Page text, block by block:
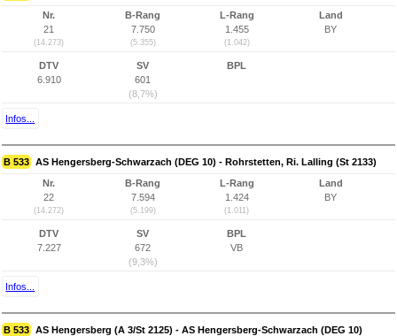
Nr.
21
(14.273)
B-Rang
7.750
(5.355)
L-Rang
1.455
(1.042)
Land
BY
DTV
6.910
SV
601
(8,7%)
BPL
Infos...
B 533 AS Hengersberg-Schwarzach (DEG 10) - Rohrstetten, Ri. Lalling (St 2133)
Nr.
22
(14.272)
B-Rang
7.594
(5.199)
L-Rang
1.424
(1.011)
Land
BY
DTV
7.227
SV
672
(9,3%)
BPL
VB
Infos...
B 533 AS Hengersberg (A 3/St 2125) - AS Hengersberg-Schwarzach (DEG 10)